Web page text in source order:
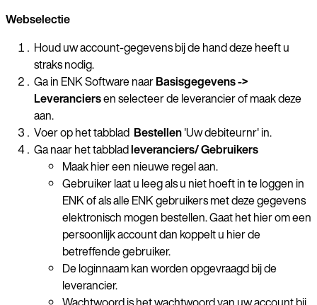
Webselectie
Houd uw account-gegevens bij de hand deze heeft u
straks nodig.
Ga in ENK Software naarBasisgegevens ->
Leveranciersen selecteer de leverancierof maak deze
aan.
Voer op het tabblad Bestellen'Uw debiteurnr' in.
Ga naar het tabbladleveranciers/ Gebruikers
Maak hier een nieuwe regel aan.
Gebruiker laat u leeg als u niet hoeft in te loggen in
ENK of als alle ENK gebruikers met deze gegevens
elektronisch mogen bestellen. Gaat het hier om een
persoonlijk account dan koppelt u hier de
betreffende gebruiker.
De loginnaam kan worden opgevraagd bij de
leverancier.